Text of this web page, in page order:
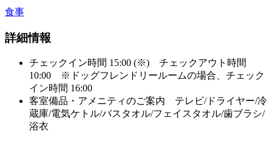
食事
詳細情報
チェックイン時間 15:00 (※) チェックアウト時間
10:00 ※ドッグフレンドリールームの場合、チェック
イン時間 16:00
客室備品・アメニティのご案内 テレビ/ドライヤー/冷
蔵庫/電気ケトル/バスタオル/フェイスタオル/歯ブラシ/
浴衣